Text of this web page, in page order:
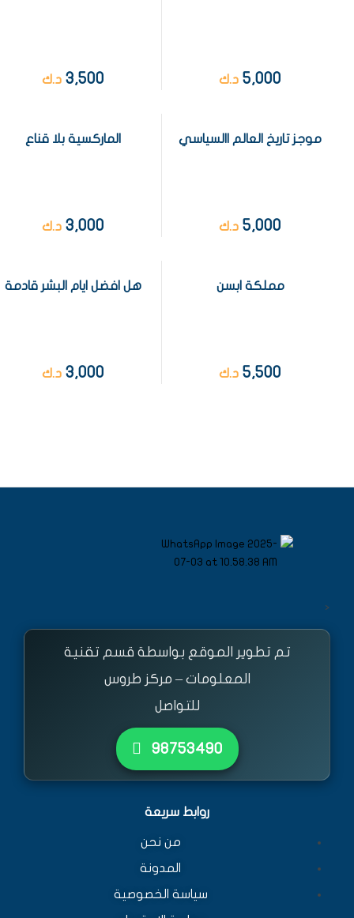
5,000 د.ك 3,500 د.ك
موجز تاريخ العالم االسياسي
5,000 د.ك
الماركسية بلا قناع
3,000 د.ك
مملكة ابسن
5,500 د.ك
هل افضل ايام البشر قادمة
3,000 د.ك
<
تم تطوير الموقع بواسطة قسم تقنية
المعلومات – مركز طروس
للتواصل
٩٨٧٥٣٤٩٠
روابط سريعة
من نحن
المدونة
سياسة الخصوصية